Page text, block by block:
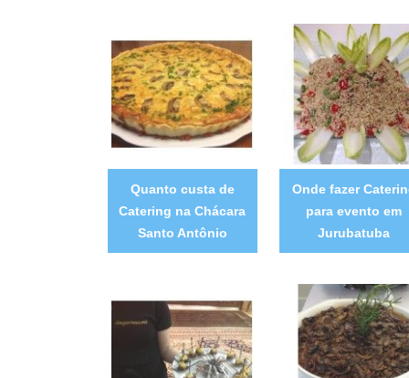
Quanto custa de
Catering na Chácara
Santo Antônio
Onde fazer
para evento em
Jurubatuba